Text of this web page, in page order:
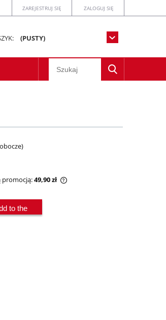
ZAREJESTRUJ SIĘ ZALOGUJ SIĘ
(PUSTY)
promocją:49,90 zł
krócej niż
cena od
to the